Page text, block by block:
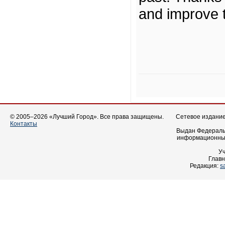
and improve
© 2005–2026 «Лучший Город». Все права защищены.
Контакты
Сетевое
Выдан
Редакция: